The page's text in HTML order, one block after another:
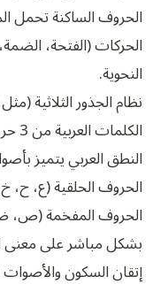
الحروف الساكنة تحمل
الحركات (الفتحة،
النحوية.
نظام الجذور
الكلمات العربية من 3 حروف ساكنة أساسية.
النطق العربي يتميز
الحروف الحلقية (ع، ح،
الحروف المفخمة (ص،
بشكل مباشر على معنى
إتقان السكون والأصوات